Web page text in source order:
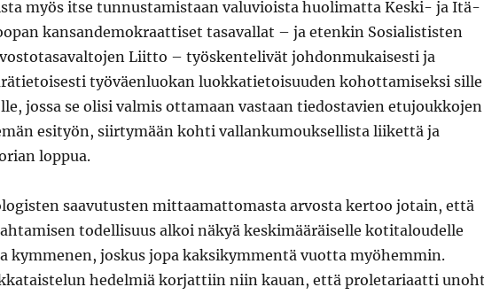
myös itse tunnustamistaan valuvioista huolimatta Keski- ja Itä-
kansandemokraattiset tasavallat – ja etenkin Sosialististen
Liitto – työskentelivät johdonmukaisesti ja
työväenluokan luokkatietoisuuden kohottamiseksi sille
jossa se olisi valmis ottamaan vastaan tiedostavien etujoukkojen
esityön, siirtymään kohti vallankumouksellista liikettä ja
loppua.
saavutusten mittaamattomasta arvosta kertoo jotain, että
todellisuus alkoi näkyä keskimääräiselle kotitaloudelle
kymmenen, joskus jopa kaksikymmentä vuotta myöhemmin.
hedelmiä korjattiin niin kauan, että proletariaatti